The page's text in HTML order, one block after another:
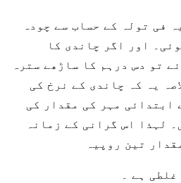
فی تولہ کے حساب سے چودہ
اور اگر چاندی کا
تو دس درہم کا ساڑھے سترہ
یہ کہ چاندی کے نرخ کی
ابتدائی مہر کی مقدار کی
لہذا اس گرانی کے زمانہ
تین روپیہ
ہے ۔